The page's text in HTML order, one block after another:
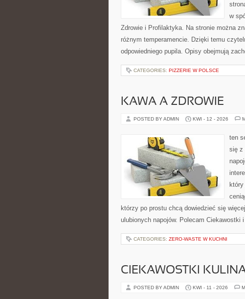
w
Zdrowie i Profilaktyka. Na stronie można
różnym temperamencie. Dzięki temu
odpowiedniego pupila. Opisy obejmują
CATEGORIES: PIZZERIE W POLSCE
KAWA A ZDROWIE
POSTED BY ADMIN KWI - 12 - 2026
ten
się z
którzy po prostu chcą dowiedzieć się
ulubionych napojów. Polecam
CATEGORIES: ZERO-WASTE W KUCHNI
CIEKAWOSTKI
POSTED BY ADMIN KWI - 11 - 2026